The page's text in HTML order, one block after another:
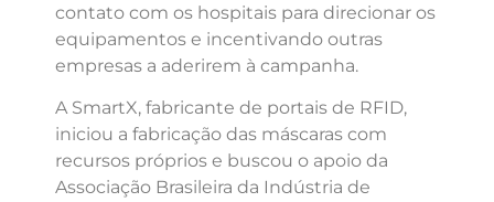
contato com os hospitais para direcionar os
equipamentos e incentivando outras
empresas a aderirem à campanha.
A SmartX, fabricante de portais de RFID,
iniciou a fabricação das máscaras com
recursos próprios e buscou o apoio da
Associação Brasileira da Indústria de